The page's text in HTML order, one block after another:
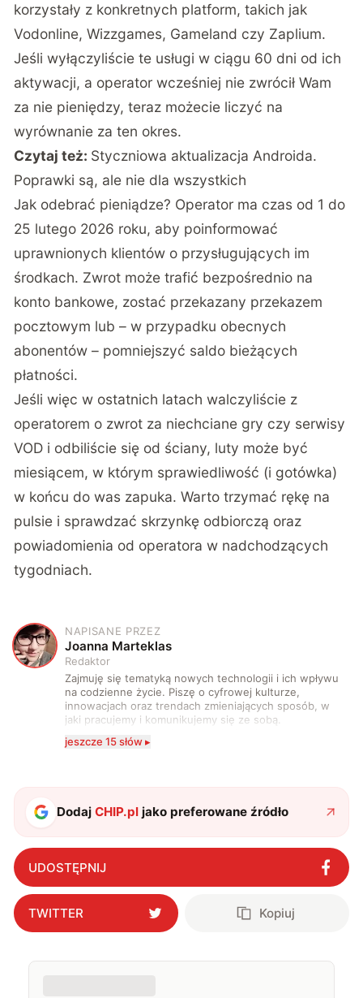
korzystały z konkretnych platform, takich jak
Vodonline, Wizzgames, Gameland czy Zaplium.
Jeśli wyłączyliście te usługi w ciągu 60 dni od ich
aktywacji, a operator wcześniej nie zwrócił Wam
za nie pieniędzy, teraz możecie liczyć na
wyrównanie za ten okres.
Czytaj też: Styczniowa aktualizacja Androida.
Poprawki są, ale nie dla wszystkich
Jak odebrać pieniądze? Operator ma czas od 1 do
25 lutego 2026 roku, aby poinformować
uprawnionych klientów o przysługujących im
środkach. Zwrot może trafić bezpośrednio na
konto bankowe, zostać przekazany przekazem
pocztowym lub – w przypadku obecnych
abonentów – pomniejszyć saldo bieżących
płatności.
Jeśli więc w ostatnich latach walczyliście z
operatorem o zwrot za niechciane gry czy serwisy
VOD i odbiliście się od ściany, luty może być
miesiącem, w którym sprawiedliwość (i gotówka)
w końcu do was zapuka. Warto trzymać rękę na
pulsie i sprawdzać skrzynkę odbiorczą oraz
powiadomienia od operatora w nadchodzących
tygodniach.
J
NAPISANE PRZEZ
Joanna Marteklas
Redaktor
Zajmuję się tematyką nowych technologii i ich wpływu
na codzienne życie. Piszę o cyfrowej kulturze,
innowacjach oraz trendach zmieniających sposób, w
jaki pracujemy i komunikujemy się ze sobą.
Szczególnie interesuje mnie relacja między rozwojem
technologii a współczesną popkulturą. W wolnych
jeszcze 15 słów ▸
DodajCHIP.pl jako preferowane źródło
UDOSTĘPNIJ
TWITTER Kopiuj